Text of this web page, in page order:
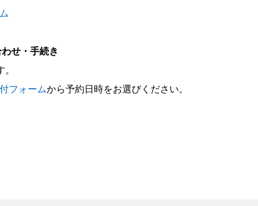
せ・手続き
フォームから予約日時をお選びください。